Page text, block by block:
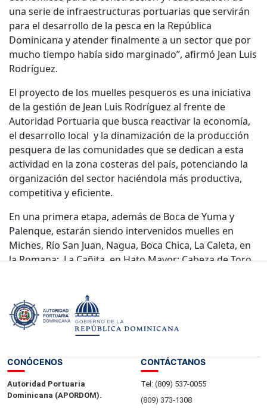
una serie de infraestructuras portuarias que servirán
para el desarrollo de la pesca en la República
Dominicana y atender finalmente a un sector que por
mucho tiempo había sido marginado”, afirmó Jean Luis
Rodríguez.
El proyecto de los muelles pesqueros es una iniciativa
de la gestión de Jean Luis Rodríguez al frente de
Autoridad Portuaria que busca reactivar la economía,
el desarrollo local y la dinamización de la producción
pesquera de las comunidades que se dedican a esta
actividad en la zona costeras del país, potenciando la
organización del sector haciéndola más productiva,
competitiva y eficiente.
En una primera etapa, además de Boca de Yuma y
Palenque, estarán siendo intervenidos muelles en
Miches, Río San Juan, Nagua, Boca Chica, La Caleta, en
la Romana; La Cañita, en Hato Mayor; Cabeza de Toro,
CONÓCENOS
Autoridad Portuaria
Dominicana (APORDOM).
CONTÁCTANOS
Tel: (809) 537-0055
(809) 373-1308